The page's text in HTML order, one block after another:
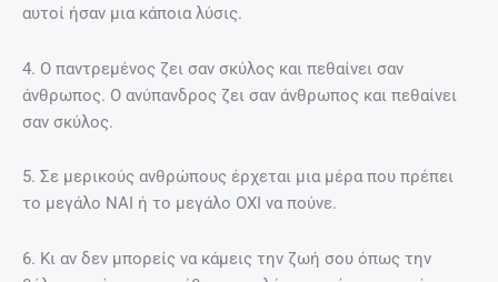
αυτοί ήσαν μια κάποια λύσις.
4. Ο παντρεμένος ζει σαν σκύλος και πεθαίνει σαν
άνθρωπος. Ο ανύπανδρος ζει σαν άνθρωπος και πεθαίνει
σαν σκύλος.
5. Σε μερικούς ανθρώπους έρχεται μια μέρα που πρέπει
το μεγάλο ΝΑΙ ή το μεγάλο ΟΧΙ να πούνε.
6. Κι αν δεν μπορείς να κάμεις την ζωή σου όπως την